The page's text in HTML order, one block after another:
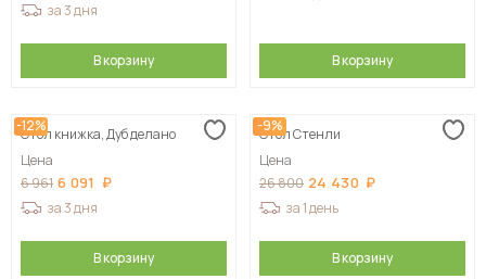
за 3 дня
В корзину В корзину
-12%
Стол книжка, Дуб делано
Цена
6 961 6 091
за 3 дня
В корзину
-9%
Стол Стенли
Цена
26 800 24 430
за 1 день
В корзину